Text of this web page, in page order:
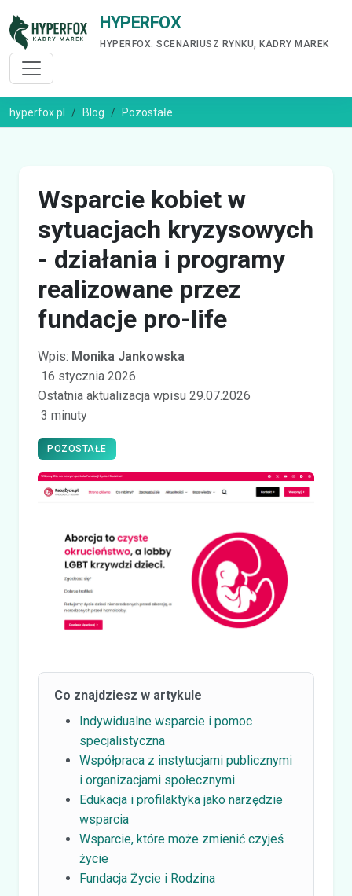
HYPERFOX
HYPERFOX: SCENARIUSZ RYNKU, KADRY MAREK
hyperfox.pl Blog Pozostałe
Wsparcie kobiet w
sytuacjach kryzysowych
- działania i programy
realizowane przez
fundacje pro-life
Wpis: Monika Jankowska
16 stycznia 2026
Ostatnia aktualizacja wpisu 29.07.2026
3 minuty
POZOSTAŁE
Co znajdziesz w artykule
Indywidualne wsparcie i pomoc
specjalistyczna
Współpraca z instytucjami publicznymi
i organizacjami społecznymi
Edukacja i profilaktyka jako narzędzie
wsparcia
Wsparcie, które może zmienić czyjeś
życie
Fundacja Życie i Rodzina